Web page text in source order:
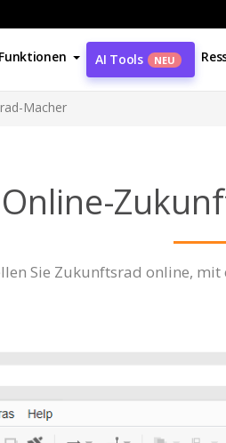
Funktionen AI Tools NEU
Macher
Online-
Sie Zukunftsrad online,